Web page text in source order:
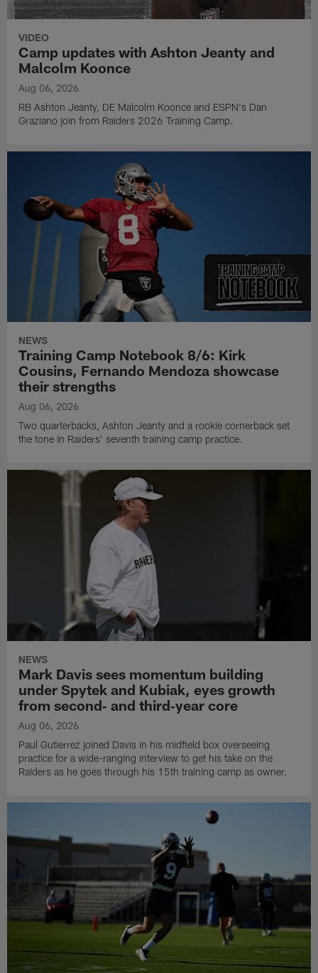
VIDEO
Camp updates with Ashton Jeanty and
Malcolm Koonce
Aug 06, 2026
RB Ashton Jeanty, DE Malcolm Koonce and ESPN's Dan
Graziano join from Raiders 2026 Training Camp.
NEWS
Training Camp Notebook 8/6: Kirk
Cousins, Fernando Mendoza showcase
their strengths
Aug 06, 2026
Two quarterbacks, Ashton Jeanty and a rookie cornerback set
the tone in Raiders' seventh training camp practice.
NEWS
Mark Davis sees momentum building
under Spytek and Kubiak, eyes growth
from second‑ and third‑year core
Aug 06, 2026
Paul Gutierrez joined Davis in his midfield box overseeing
practice for a wide-ranging interview to get his take on the
Raiders as he goes through his 15th training camp as owner.